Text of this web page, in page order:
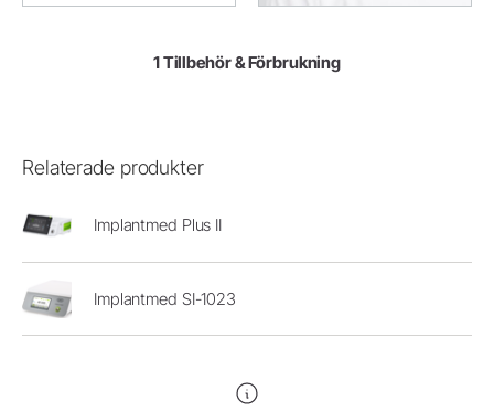
1 Tillbehör & Förbrukning
Relaterade produkter
Implantmed Plus II
Implantmed SI-1023